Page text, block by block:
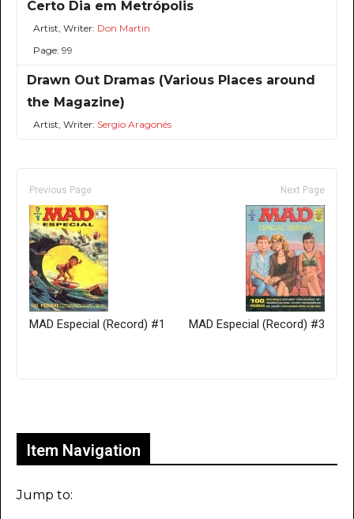
Certo Dia em Metrópolis
Artist, Writer: Don Martin
Page: 99
Drawn Out Dramas (Various Places around
the Magazine)
Artist, Writer: Sergio Aragonés
Previous Page
MAD Especial (Record) #1
Next Page
MAD Especial (Record) #3
Item Navigation
Jump to: